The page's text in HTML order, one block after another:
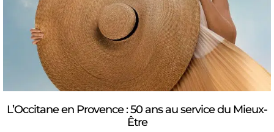
L’Occitane en Provence : 50 ans au service du Mieux-
Être